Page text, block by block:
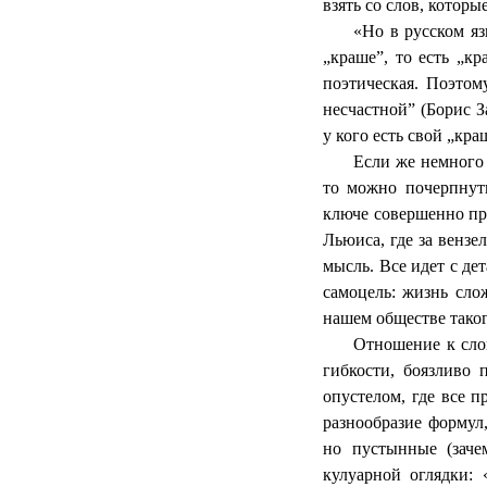
взять со слов,
«Но в русском
„краше”, то есть
поэтическая.
несчастной” (Борис
у кого есть свой
Если же
то можно
ключе совершенно
Льюиса, где за
мысль. Все идет с
самоцель: жизнь
нашем обществе
Отношение к
гибкости,
опустелом, где все
разнообразие
но пустынные
кулуарной оглядки: